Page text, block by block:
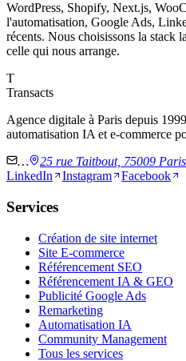
WordPress, Shopify, Next.js,
l'automatisation, Google Ads,
récents. Nous choisissons la stack
celle qui nous arrange.
T
Transacts
Agence digitale à Paris depuis
automatisation IA et e-commerce
…
25 rue Taitbout, 75009 Paris
LinkedIn
Instagram Facebook
Services
Création de site internet
Site E-commerce
Référencement SEO
Référencement IA & GEO
Publicité Google Ads
Remarketing
Automatisation IA
Community Management
Tous les services